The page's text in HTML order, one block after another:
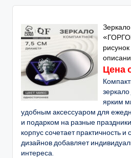
Цена
ярким
удобным аксессуаром для
и подарком на разные
корпус сочетает практичность
дизайнов добавляет
интереса.